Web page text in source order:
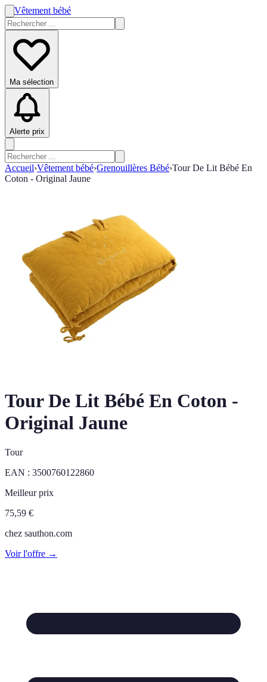
Vêtement bébé
Ma sélection
Alerte prix
Accueil›Vêtement bébé›Grenouillères Bébé›Tour De Lit Bébé En
Coton - Original Jaune
Tour De Lit Bébé En Coton -
Original Jaune
Tour
EAN : 3500760122860
Meilleur prix
75,59 €
chez sauthon.com
Voir l'offre →